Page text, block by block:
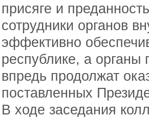
присяге и
сотрудники органов
эффективно
республике, а органы
впредь продолжат
поставленных
В ходе заседания